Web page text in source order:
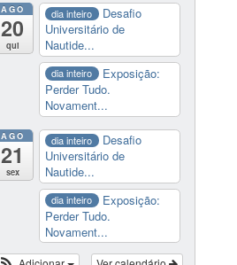
AGO
20
qui
dia inteiro
Desafio
Universitário de
Nautide...
dia inteiro
Exposição:
Perder Tudo.
Novament...
AGO
21
sex
dia inteiro
Desafio
Universitário de
Nautide...
dia inteiro
Exposição:
Perder Tudo.
Novament...